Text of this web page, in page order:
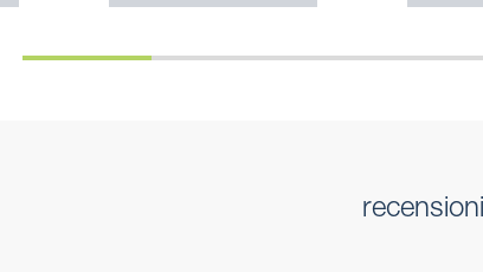
recensioni